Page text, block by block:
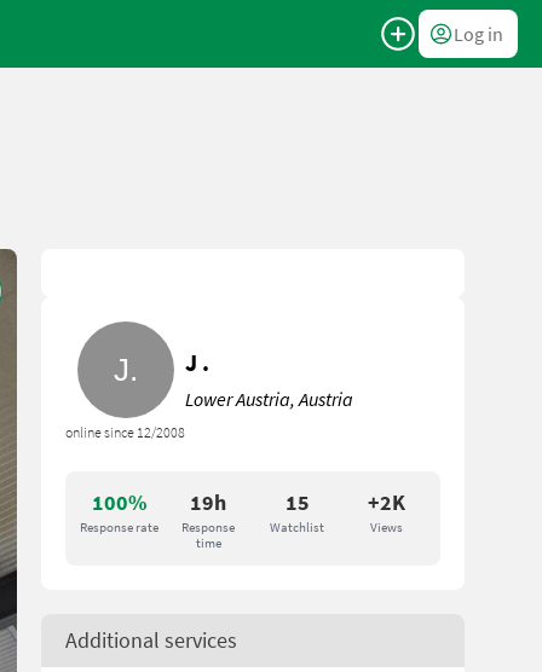
Log in
100%
Response rate
19h
Response
time
15
Watchlist
+2K
Views
online since 12/2008
J .
Lower Austria, Austria
Additional services